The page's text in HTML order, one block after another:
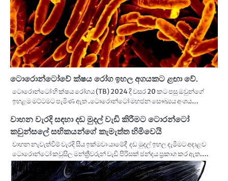
ටොරොන්ටෝවේ ක්ෂය රෝග ඉහල අගයකට ළඟා වේ.
ටොරොන්ටෝ හි ක්ෂය රෝගය (TB) 2024 දී වසර 20 කට පසු ඔවුන්ගේ
ඉහළම මට්ටමට පැමිණ ඇත .ටොරොන්ටෝ මහජන සෞඛ්‍යය අංශය…
වාහන වැරදි සඳහා දඩ මුදල් වැඩි කිරීමට ටොරන්ටෝ
කවුන්සලේ සභිකයන්ගේ කැමැත්ත හිමිවෙයි
වාහන නැවැත්වීම් වැරදි සීය ඉක්මවා යාමේදී දඩ මුදල් ඉහල දැමීමට අදාළව
ටොරොන්ටෝ කවුසිල මන්ත්‍රීවරුන් වැඩි පිරිසක් ඡන්දය ප්‍රකාශ කර ඇත.…